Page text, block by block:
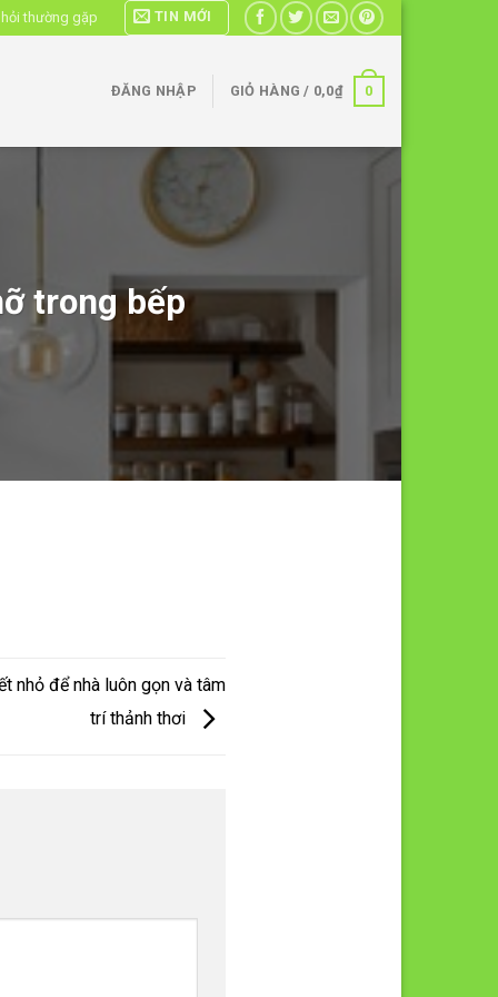
hỏi thường gặp TIN MỚI
ĐĂNG NHẬP GIỎ HÀNG / 0,0₫ 0
trong bếp
nhỏ để nhà luôn gọn và tâm
trí thảnh thơi